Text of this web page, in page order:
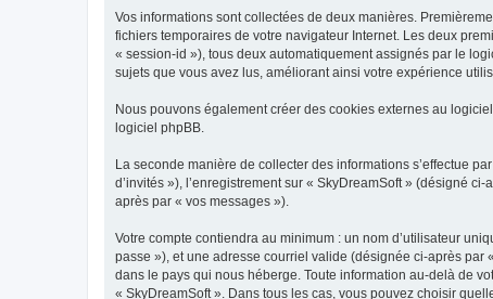
Vos informations sont collectées de deux manières.
fichiers temporaires de votre navigateur Internet. Les deux
« session-id »), tous deux automatiquement assignés par le
sujets que vous avez lus, améliorant ainsi votre expérience
Nous pouvons également créer des cookies externes au
logiciel phpBB.
La seconde manière de collecter des informations s’effectue
d’invités »), l’enregistrement sur « SkyDreamSoft » (désigné
après par « vos messages »).
Votre compte contiendra au minimum : un nom d’utilisateur
passe »), et une adresse courriel valide (désignée ci-après
dans le pays qui nous héberge. Toute information au-delà de
« SkyDreamSoft ». Dans tous les cas, vous pouvez choisir